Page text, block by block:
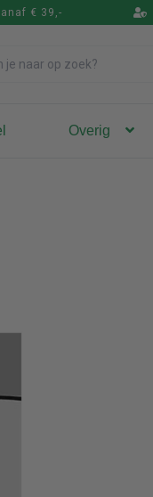
€ 39,-
Overig